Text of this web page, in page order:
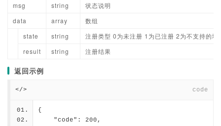
msg
string
状态说明
data
array
数组
state
string
注册类型 0为未注册 1为已注册 2为不支持的
result
string 注册结果
返回示例
</> code
{
    "code": 200,